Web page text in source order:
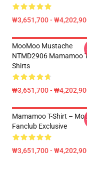
₩3,651,700 -
MooMoo Mustache
NTMD2906 Mamamoo
Shirts
₩3,651,700 -
Mamamoo T-Shirt –
Fanclub Exclusive
₩3,651,700 -